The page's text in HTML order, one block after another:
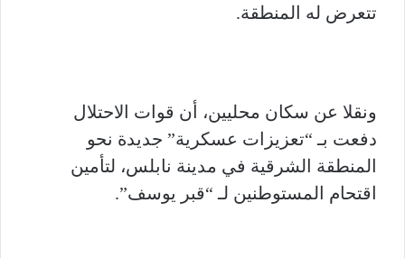
تتعرض له المنطقة.
ونقلا عن سكان محليين، أن قوات الاحتلال
دفعت بـ “تعزيزات عسكرية” جديدة نحو
المنطقة الشرقية في مدينة نابلس، لتأمين
اقتحام المستوطنين لـ “قبر يوسف”.